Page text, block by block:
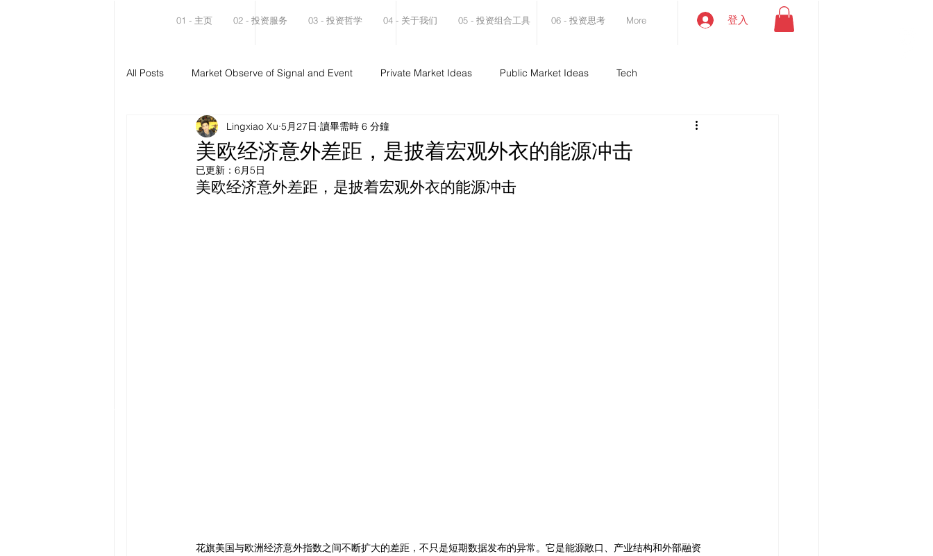
01 - 主页 02 - 投资服务 03 - 投资哲学 04 - 关于我们 05 - 投资组合工具 06 - 投资思考 More 登入
All Posts Market Observe of Signal and Event Private Market Ideas Public Market Ideas Tech
美欧经济意外差距，是披着宏观外衣的能源冲击
Lingxiao Xu 5月27日 讀畢需時 6 分鐘
已更新： 6月5日
美欧经济意外差距，是披着宏观外衣的能源冲击
花旗美国与欧洲经济意外指数之间不断扩大的差距，不只是短期数据发布的异常。它是能源敞口、产业结构和外部融资